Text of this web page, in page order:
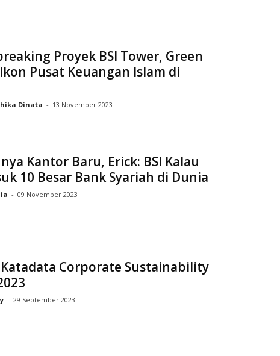
Proyek BSI Tower, Green
Pusat Keuangan Islam di
Dinata - 13 November 2023
Kantor Baru, Erick: BSI Kalau
10 Besar Bank Syariah di Dunia
- 09 November 2023
Katadata Corporate Sustainability
- 29 September 2023